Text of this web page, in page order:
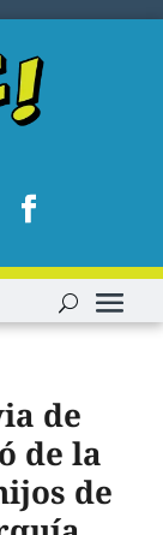
de
de la
de